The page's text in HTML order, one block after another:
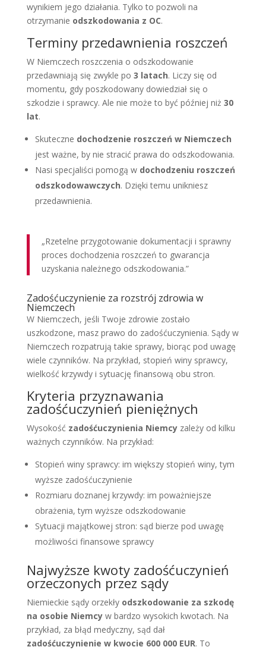
wynikiem jego działania. Tylko to pozwoli na
otrzymanie odszkodowania z OC.
Terminy przedawnienia roszczeń
W Niemczech roszczenia o odszkodowanie
przedawniają się zwykle po 3 latach. Liczy się od
momentu, gdy poszkodowany dowiedział się o
szkodzie i sprawcy. Ale nie może to być później niż 30
lat.
Skuteczne dochodzenie roszczeń w Niemczech
jest ważne, by nie stracić prawa do odszkodowania.
Nasi specjaliści pomogą w dochodzeniu roszczeń
odszkodowawczych. Dzięki temu unikniesz
przedawnienia.
„Rzetelne przygotowanie dokumentacji i sprawny
proces dochodzenia roszczeń to gwarancja
uzyskania należnego odszkodowania.”
Zadośćuczynienie za rozstrój zdrowia w
Niemczech
W Niemczech, jeśli Twoje zdrowie zostało
uszkodzone, masz prawo do zadośćuczynienia. Sądy w
Niemczech rozpatrują takie sprawy, biorąc pod uwagę
wiele czynników. Na przykład, stopień winy sprawcy,
wielkość krzywdy i sytuację finansową obu stron.
Kryteria przyznawania
zadośćuczynień pieniężnych
Wysokość zadośćuczynienia Niemcyzależy od kilku
ważnych czynników. Na przykład:
Stopień winy sprawcy: im większy stopień winy, tym
wyższe zadośćuczynienie
Rozmiaru doznanej krzywdy: im poważniejsze
obrażenia, tym wyższe odszkodowanie
Sytuacji majątkowej stron: sąd bierze pod uwagę
możliwości finansowe sprawcy
Najwyższe kwoty zadośćuczynień
orzeczonych przez sądy
Niemieckie sądy orzekły odszkodowanie za szkodę
na osobie Niemcyw bardzo wysokich kwotach. Na
przykład, za błąd medyczny, sąd dał
zadośćuczynienie w kwocie 600 000 EUR. To